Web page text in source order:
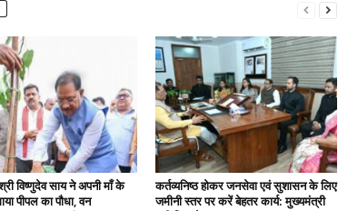
विष्णुदेव साय ने अपनी माँ के
पीपल का पौधा, वन
कर्तव्यनिष्ठ होकर जनसेवा एवं सुशासन के लिए
जमीनी स्तर पर करें बेहतर कार्य: मुख्यमंत्री